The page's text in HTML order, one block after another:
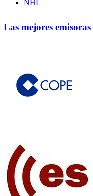
NHL
Las mejores emisoras